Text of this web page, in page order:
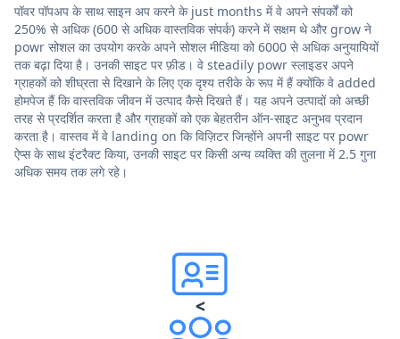
पॉवर पॉपअप के साथ साइन अप करने के just months में वे अपने संपर्कों को
250% से अधिक (600 से अधिक वास्तविक संपर्क) करने में सक्षम थे और grow ने
powr सोशल का उपयोग करके अपने सोशल मीडिया को 6000 से अधिक अनुयायियों
तक बढ़ा दिया है। उनकी साइट पर फ़ीड। वे steadily powr स्लाइडर अपने
ग्राहकों को शीघ्रता से दिखाने के लिए एक दृश्य तरीके के रूप में हैं क्योंकि वे added
होमपेज हैं कि वास्तविक जीवन में उत्पाद कैसे दिखते हैं। यह अपने उत्पादों को अच्छी
तरह से प्रदर्शित करता है और ग्राहकों को एक बेहतरीन ऑन-साइट अनुभव प्रदान
करता है। वास्तव में वे landing on कि विज़िटर जिन्होंने अपनी साइट पर powr
ऐप्स के साथ इंटरैक्ट किया, उनकी साइट पर किसी अन्य व्यक्ति की तुलना में 2.5 गुना
अधिक समय तक लगे रहे।
<